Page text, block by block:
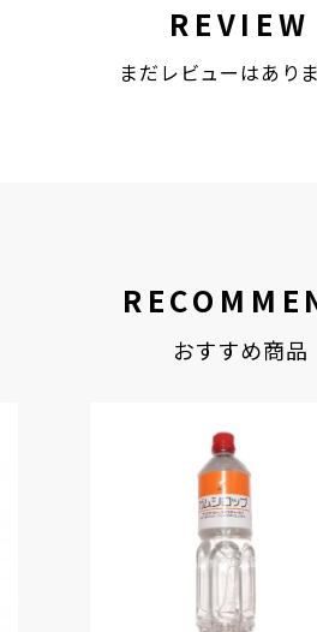
REVIEW
まだレビューはあり
おすすめ商品